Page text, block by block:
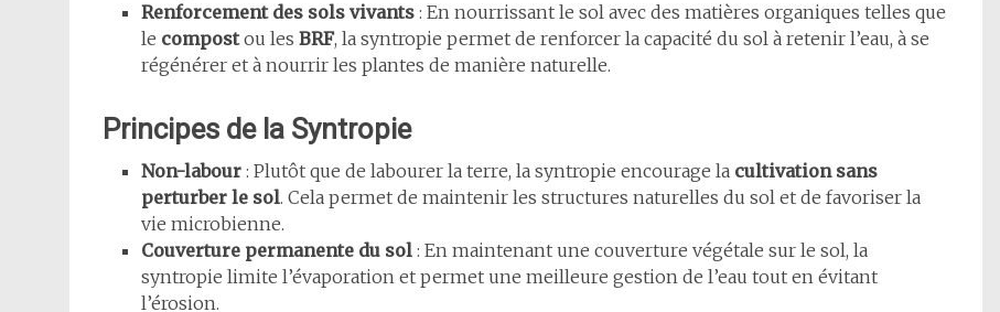
Renforcement des sols vivants : En nourrissant le sol avec des matières organiques telles que
le compostou les BRF, la syntropie permet de renforcer la capacité du sol à retenir l’eau, à se
régénérer et à nourrir les plantes de manière naturelle.
Principes de la Syntropie
Non-labour : Plutôt que de labourer la terre, la syntropie encourage la cultivation sans
perturber le sol. Cela permet de maintenir les structures naturelles du sol et de favoriser la
vie microbienne.
Couverture permanente du sol : En maintenant une couverture végétale sur le sol, la
syntropie limite l’évaporation et permet une meilleure gestion de l’eau tout en évitant
l’érosion.